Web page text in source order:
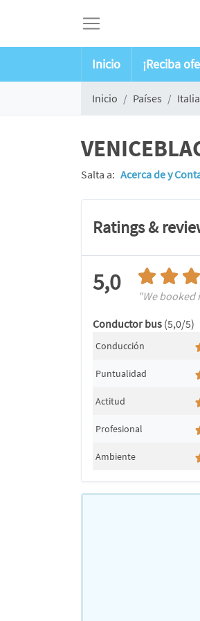
Inicio ¡Reciba
Inicio Países Italia
Salta a: Acerca de y
Ratings &
5,0
"We booked
Conductor bus (5,0/5)
Conducción
Puntualidad
Actitud
Profesional
Ambiente